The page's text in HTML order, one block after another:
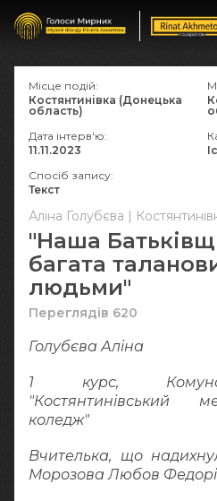
Аліна Голубєва |
"Наша
багата
людьми"
Переглядів 620
Голубєва Аліна
1 курс,
"Костянтинівський
коледж"
Вчителька, що
Морозова Любов
Місце подій:
Костянтинівка (Донецька
область)
Дата інтерв'ю:
11.11.2023
Спосіб запису:
Текст